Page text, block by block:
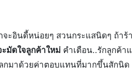
ะอินดี้หน่อยๆ สวนกระแสนิดๆ ถ้าร้
มัดใจลูกค้าใหม่ คำเตือน..รักลูกค้า
กมาด้วยค่าตอบแทนที่มากขึ้นสักนิด